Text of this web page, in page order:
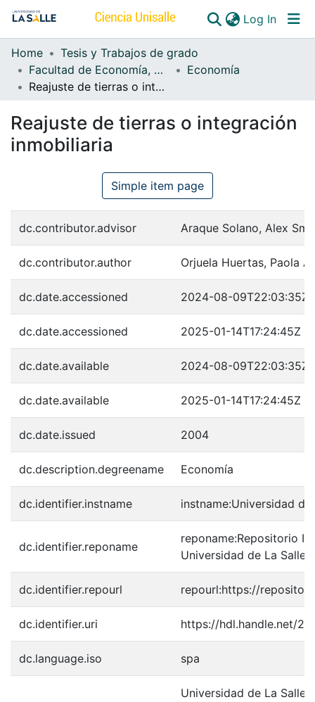
Log In
Communities & Collections
All of DSpace
Home
Tesis y Trabajos de grado
Facultad de Economía, Empresa y Desarrollo Sostenible - FEEDS
Economía
Reajuste de tierras o integración inmobiliaria
Reajuste de tierras o integración
inmobiliaria
Simple item page
dc.contributor.advisor Araque Solano, Alex
dc.contributor.author Orjuela Huertas, Paola
dc.date.accessioned 2024-08-09T22:03:35Z
dc.date.accessioned 2025-01-14T17:24:45Z
dc.date.available 2024-08-09T22:03:35Z
dc.date.available 2025-01-14T17:24:45Z
dc.date.issued 2004
dc.description.degreename Economía
dc.identifier.instname instname:Universidad de
dc.identifier.reponame
reponame:Repositorio
Universidad de La Salle
dc.identifier.repourl repourl:https://
dc.identifier.uri https://hdl.handle.net/
dc.language.iso spa
Universidad de La Salle.